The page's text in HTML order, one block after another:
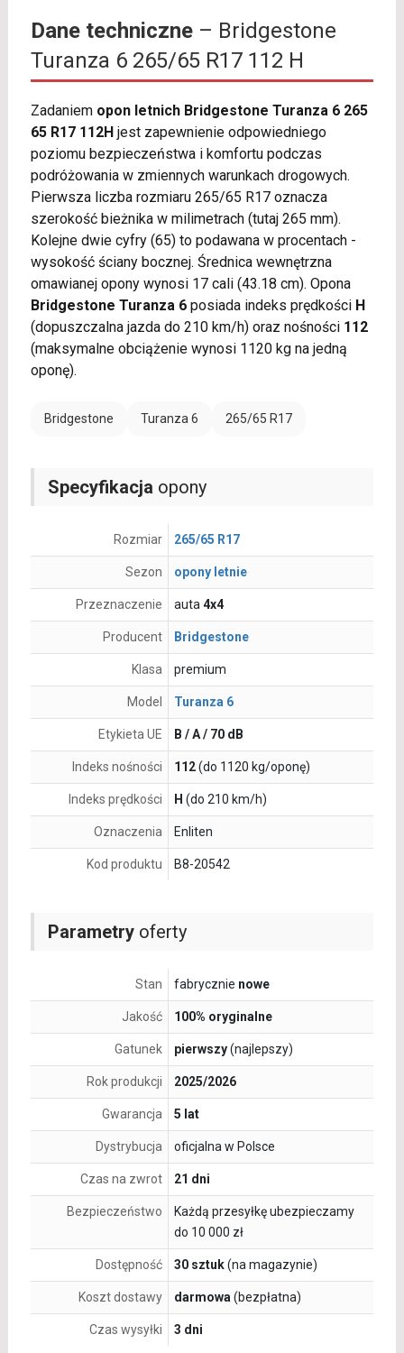
Dane techniczne– Bridgestone
Turanza 6 265/65 R17 112 H
Zadaniem opon letnich Bridgestone Turanza 6 265
65 R17 112Hjest zapewnienie odpowiedniego
poziomu bezpieczeństwa i komfortu podczas
podróżowania w zmiennych warunkach drogowych.
Pierwsza liczba rozmiaru 265/65 R17 oznacza
szerokość bieżnika w milimetrach (tutaj 265 mm).
Kolejne dwie cyfry (65) to podawana w procentach -
wysokość ściany bocznej. Średnica wewnętrzna
omawianej opony wynosi 17 cali (43.18 cm). Opona
Bridgestone Turanza 6posiada indeks prędkości H
(dopuszczalna jazda do 210 km/h) oraz nośności 112
(maksymalne obciążenie wynosi 1120 kg na jedną
oponę).
Bridgestone Turanza 6 265/65 R17
Parametryoferty
Stan fabrycznie nowe
Jakość 100% oryginalne
Gatunek pierwszy(najlepszy)
Rok produkcji 2025/2026
Gwarancja 5 lat
Dystrybucja oficjalna w Polsce
Czas na zwrot 21 dni
Bezpieczeństwo
Każdą przesyłkę ubezpieczamy
do 10 000 zł
Dostępność 30 sztuk(na magazynie)
Koszt dostawy darmowa (bezpłatna)
Czas wysyłki 3 dni
Specyfikacja opony
Rozmiar 265/65 R17
Sezon opony letnie
Przeznaczenie auta 4x4
Producent Bridgestone
Klasa premium
Model Turanza 6
Etykieta UE B / A / 70 dB
Indeks nośności 112(do 1120 kg/oponę)
Indeks prędkości H (do 210 km/h)
Oznaczenia Enliten
Kod produktu B8-20542